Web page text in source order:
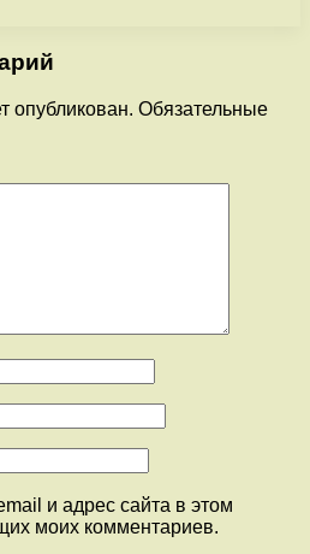
опубликован. Обязательные
и адрес сайта в этом
моих комментариев.